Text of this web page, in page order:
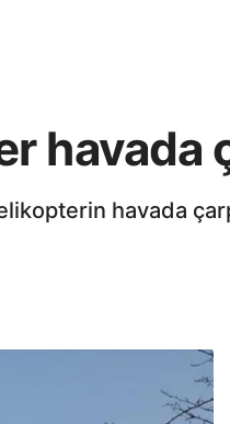
havada
havada